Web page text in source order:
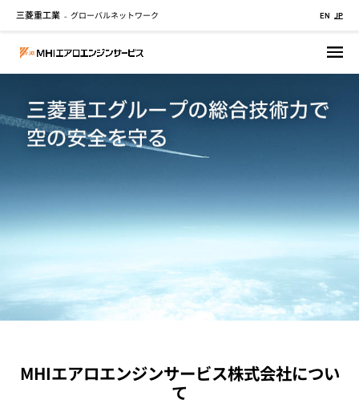
コ
ン
三菱重工業 - グローバルネットワーク EN JP
MHIエアロエンジンサービス株式会社につい
て